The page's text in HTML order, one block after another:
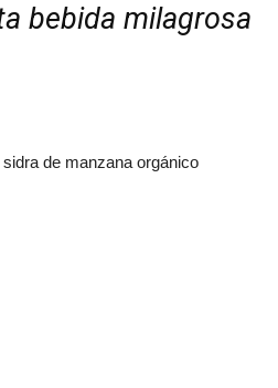
bebida milagrosa
de manzana orgánico